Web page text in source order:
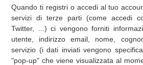
Quando ti registri o accedi al tuo
servizi di terze parti (come accedi
Twitter, ...) ci vengono forniti
utente, indirizzo email, nome,
servizio (i dati inviati vengono
"pop-up" che viene visualizzata al